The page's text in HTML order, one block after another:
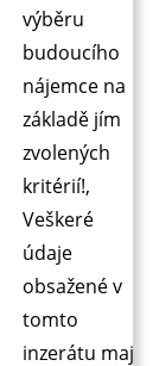
výběru
budoucího
nájemce na
základě jím
zvolených
kritérií!,
Veškeré
údaje
obsažené v
tomto
inzerátu mají